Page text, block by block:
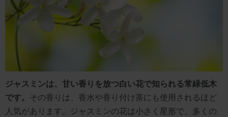
ジャスミンは、甘い香りを放つ白い花で知られる常緑低木
です。 その香りは、香水や香り付け茶にも使用されるほど
人気があります。ジャスミンの花は小さく星形で、多くの